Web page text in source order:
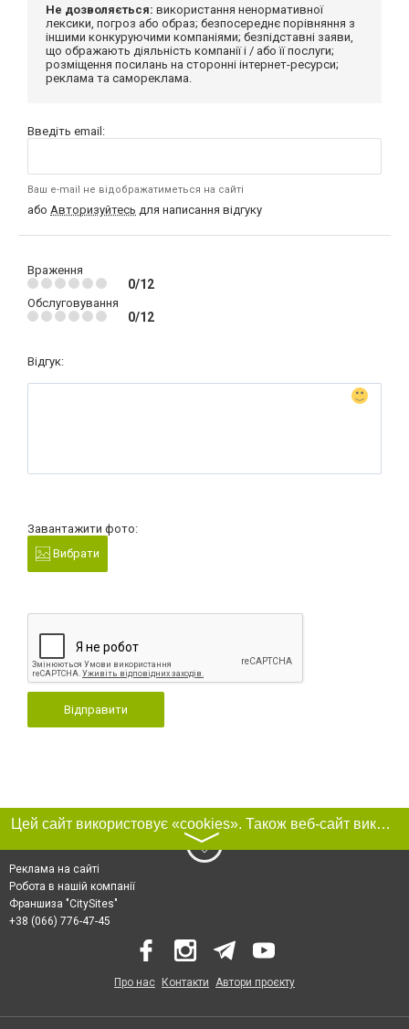
Не дозволяється: використання ненормативної
лексики, погроз або образ; безпосереднє порівняння з
іншими конкуруючими компаніями; безпідставні заяви,
що ображають діяльність компанії і / або її послуги;
розміщення посилань на сторонні інтернет-ресурси;
реклама та самореклама.
Введіть email:
Ваш e-mail не відображатиметься на сайті
або Авторизуйтесь для написання відгуку
Враження
0/12
Обслуговування
0/12
Відгук:
Завантажити фото:
Вибрати
Відправити
Цей сайт використовує «cookies». Також веб-сайт використовує інтернет-сервіс для збору технічних даних стосовно відвідувачів з метою отримання маркетингової та статистичної інформації. Умови обробки даних відвідувачів сайту див.
〉
Реклама на сайті
Робота в нашій компанії
Франшиза "CitySites"
+38 (066) 776-47-45
Про нас Контакти Автори проєкту